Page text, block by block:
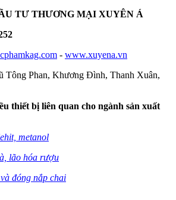
TƯ THƯƠNG MẠI XUYÊN Á
- www.xuyena.vn
Tông Phan, Khương Đình, Thanh Xuân,
thiết bị liên quan cho ngành sản xuất
metanol
lão hóa rượu
đóng nắp chai